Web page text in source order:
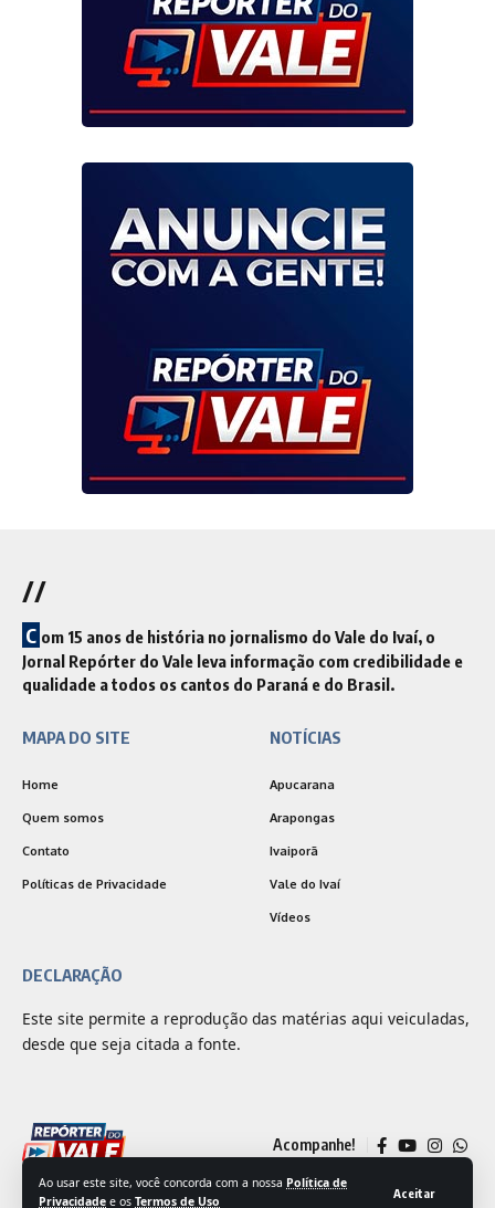
Ao usar este site, você concorda com a nossa Política de
Privacidade e os Termos de Uso
Aceitar
//
C om 15 anos de história no jornalismo do Vale do Ivaí, o
Jornal Repórter do Vale leva informação com credibilidade e
qualidade a todos os cantos do Paraná e do Brasil.
MAPA DO SITE
Home
Quem somos
Contato
Políticas de Privacidade
NOTÍCIAS
Apucarana
Arapongas
Ivaiporã
Vale do Ivaí
Vídeos
DECLARAÇÃO
Este site permite a reprodução das matérias aqui veiculadas,
desde que seja citada a fonte.
Acompanhe!